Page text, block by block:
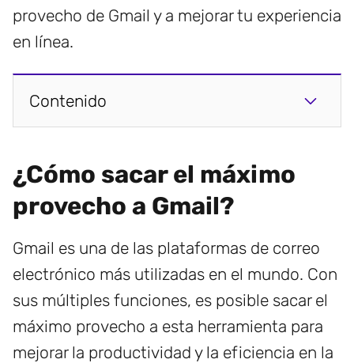
provecho de Gmail y a mejorar tu experiencia
en línea.
Contenido
¿Cómo sacar el máximo
provecho a Gmail?
Gmail es una de las plataformas de correo
electrónico más utilizadas en el mundo. Con
sus múltiples funciones, es posible sacar el
máximo provecho a esta herramienta para
mejorar la productividad y la eficiencia en la